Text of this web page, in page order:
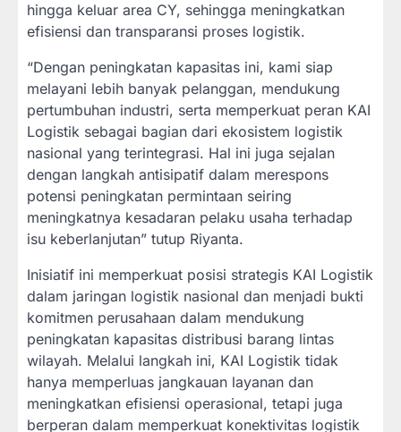
hingga keluar area CY, sehingga meningkatkan
efisiensi dan transparansi proses logistik.
“Dengan peningkatan kapasitas ini, kami siap
melayani lebih banyak pelanggan, mendukung
pertumbuhan industri, serta memperkuat peran KAI
Logistik sebagai bagian dari ekosistem logistik
nasional yang terintegrasi. Hal ini juga sejalan
dengan langkah antisipatif dalam merespons
potensi peningkatan permintaan seiring
meningkatnya kesadaran pelaku usaha terhadap
isu keberlanjutan” tutup Riyanta.
Inisiatif ini memperkuat posisi strategis KAI Logistik
dalam jaringan logistik nasional dan menjadi bukti
komitmen perusahaan dalam mendukung
peningkatan kapasitas distribusi barang lintas
wilayah. Melalui langkah ini, KAI Logistik tidak
hanya memperluas jangkauan layanan dan
meningkatkan efisiensi operasional, tetapi juga
berperan dalam memperkuat konektivitas logistik